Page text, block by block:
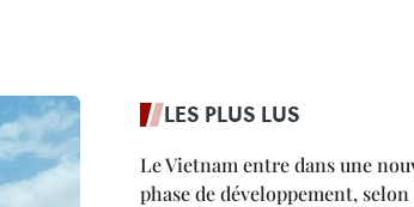
LES PLUS LUS
Le Vietnam entre dans une
phase de développement,